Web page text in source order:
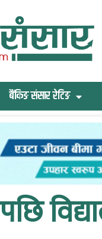
बैंकिङ संसार रेटिङ